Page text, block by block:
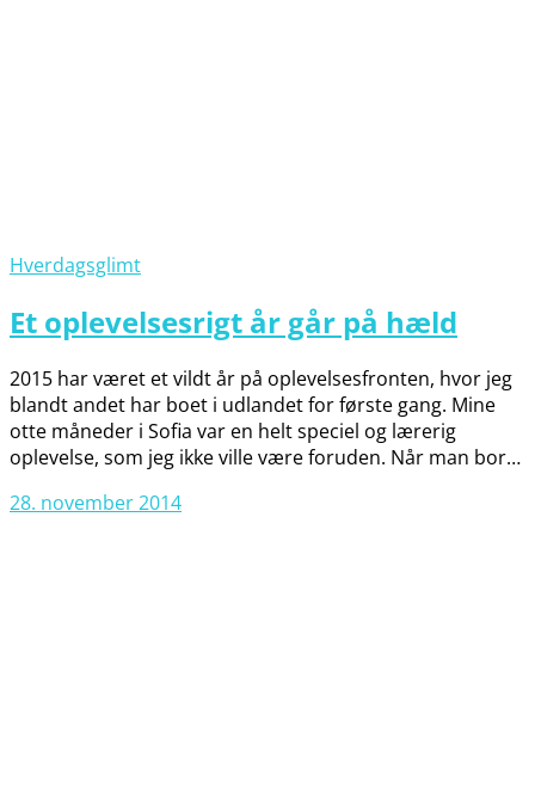
Hverdagsglimt
Et oplevelsesrigt år går på hæld
2015 har været et vildt år på oplevelsesfronten, hvor jeg
blandt andet har boet i udlandet for første gang. Mine
otte måneder i Sofia var en helt speciel og lærerig
oplevelse, som jeg ikke ville være foruden. Når man bor…
28. november 2014